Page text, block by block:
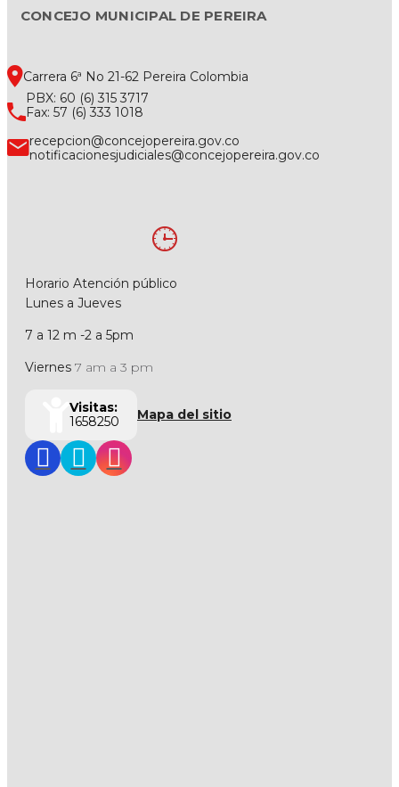
CONCEJO MUNICIPAL DE PEREIRA
Carrera 6ª No 21-62 Pereira Colombia
PBX: 60 (6) 315 3717
Fax: 57 (6) 333 1018
recepcion@concejopereira.gov.co
notificacionesjudiciales@concejopereira.gov.co
Horario Atención público
Lunes a Jueves
7 a 12 m -2 a 5pm
Viernes 7 am a 3 pm
Visitas:
1658250
Mapa del sitio